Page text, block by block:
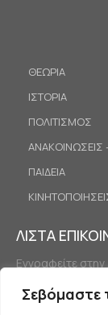
Σεβόμαστε
ΘΕΩΡΙΑ
ΙΣΤΟΡΙΑ
ΠΟΛΙΤΙΣΜΟΣ
ΑΝΑΚΟΙΝΩΣΕΙΣ
ΠΑΙΔΕΙΑ
ΛΙΣΤΑ
Εγγραφείτε